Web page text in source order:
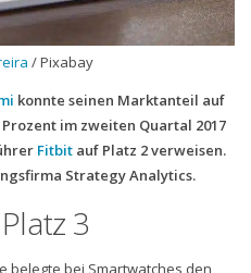
/ Pixabay
konnte seinen Marktanteil auf
im zweiten Quartal 2017
Fitbit auf Platz 2 verweisen.
Strategy Analytics.
3